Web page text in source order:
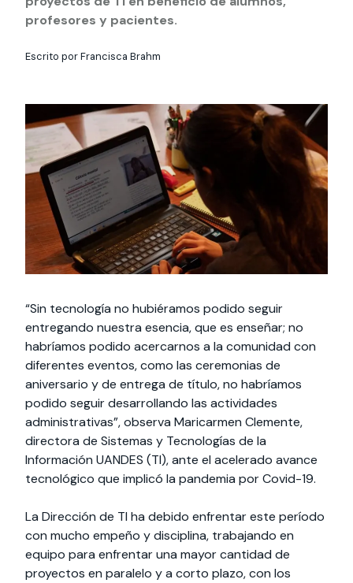
cursos
estadías
Te puede
interesar:
International
students
Facultades
interesar:
2025
vinculación con la
sociedad
Extensión Cultural
intercambio
interesar:
Uandes
estudiantiles
profesores y pacientes.
Escrito por Francisca Brahm
“Sin tecnología no hubiéramos podido seguir
entregando nuestra esencia, que es enseñar; no
habríamos podido acercarnos a la comunidad con
diferentes eventos, como las ceremonias de
aniversario y de entrega de título, no habríamos
podido seguir desarrollando las actividades
administrativas”, observa Maricarmen Clemente,
directora de Sistemas y Tecnologías de la
Información UANDES (TI), ante el acelerado avance
tecnológico que implicó la pandemia por Covid-19.
La Dirección de TI ha debido enfrentar este período
con mucho empeño y disciplina, trabajando en
equipo para enfrentar una mayor cantidad de
proyectos en paralelo y a corto plazo, con los